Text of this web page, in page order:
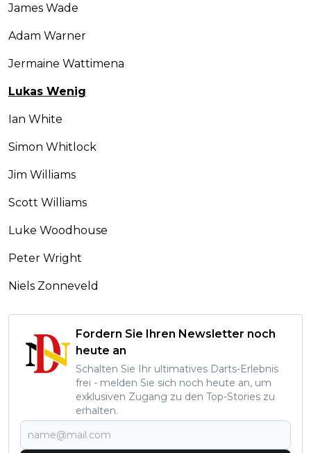
James Wade
Adam Warner
Jermaine Wattimena
Lukas Wenig
Ian White
Simon Whitlock
Jim Williams
Scott Williams
Luke Woodhouse
Peter Wright
Niels Zonneveld
Fordern Sie Ihren Newsletter noch
heute an
Schalten Sie Ihr ultimatives Darts-Erlebnis
frei - melden Sie sich noch heute an, um
exklusiven Zugang zu den Top-Stories zu
erhalten.